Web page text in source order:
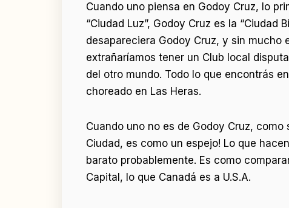
Cuando uno piensa en Godoy Cruz, lo
“Ciudad Luz”, Godoy Cruz es la
desapareciera Godoy Cruz, y sin
extrañaríamos tener un Club local
del otro mundo. Todo lo que encontrás
choreado en Las Heras.
Cuando uno no es de Godoy Cruz,
Ciudad, es como un espejo! Lo que
barato probablemente. Es como
Capital, lo que Canadá es a U.S.A.